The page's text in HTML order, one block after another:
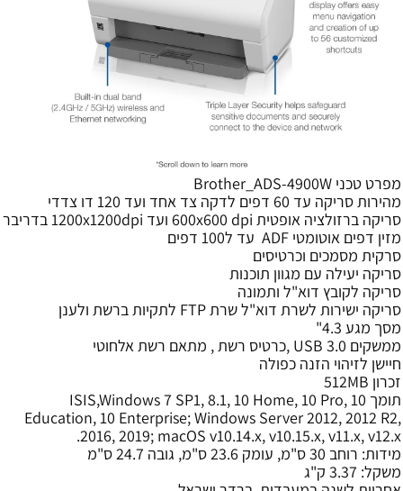
מפרט טכני Brother_ADS-4900W
מהירות סריקה עד 60 דפים לדקה צד אחד ועד 120 דו צדדי
סריקה ברזולציה אופטית 600x600 dpi ועד 1200x1200dpi בדריבר
מזין דפים אוטומטי ADF עד ל100 דפים
סרקית מסמכים וכרטיסים
סריקה יעילה עם מגוון תוכנות
סריקה לקובץ דוא"ל ותמונה
סריקה ישירות לשרת דוא"ל שרת FTP לתקיות ברשת ולענן
מסך מגע 4.3"
ממשקים USB 3.0 ,כרטיס רשת , מתאם רשת אלחוטי
חיישן לזיהוי הזנה כפולה
זכרון 512MB
תומך ISIS,Windows 7 SP1, 8.1, 10 Home, 10 Pro, 10
Education, 10 Enterprise; Windows Server 2012, 2012 R2,
2016, 2019; macOS v10.14.x, v10.15.x, v11.x, v12.x.
מידות: רוחב 30 ס"מ, עומק 23.6 ס"מ, גובה 24.7 ס"מ
משקל: 3.37 ק"ג